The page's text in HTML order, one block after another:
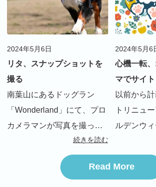
って […]
われます
[…]
2024年5月6日
リタ、スナップショットを
撮る
南葉山にあるドッグラン
「Wonderland」にて、プロ
カメラマンが写真を撮って
くれるオプション？が始ま
り、早速撮って貰いました
料金は３千円でおつりがく
続きを読む
2024年5月6
心機一転
マでサイ
ました！
以前から
トリニュ
ルデンウ
ーマに切
旧テーマ：
Read More